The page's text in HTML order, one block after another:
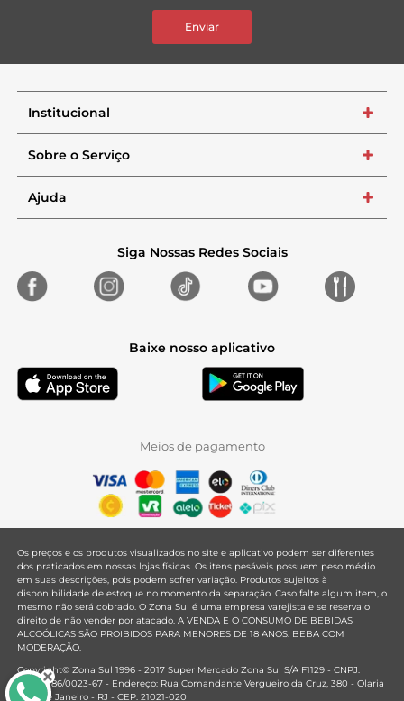
Enviar
Institucional +
Sobre o Serviço +
Ajuda +
Siga Nossas Redes Sociais
Baixe nosso aplicativo
Meios de pagamento
Os preços e os produtos visualizados no site e aplicativo podem ser diferentes
dos praticados em nossas lojas físicas. Os itens pesáveis possuem peso médio
em suas descrições, pois podem sofrer variação. Produtos sujeitos à
disponibilidade de estoque no momento da separação. Caso falte algum item, o
mesmo não será cobrado. O Zona Sul é uma empresa varejista e se reserva o
direito de não vender por atacado. A VENDA E O CONSUMO DE BEBIDAS
ALCOÓLICAS SÃO PROIBIDOS PARA MENORES DE 18 ANOS. BEBA COM
MODERAÇÃO.
Copyright© Zona Sul 1996 - 2017 Super Mercado Zona Sul S/A F1129 - CNPJ:
33.381.286/0023-67 - Endereço: Rua Comandante Vergueiro da Cruz, 380 - Olaria
- Rio de Janeiro - RJ - CEP: 21021-020